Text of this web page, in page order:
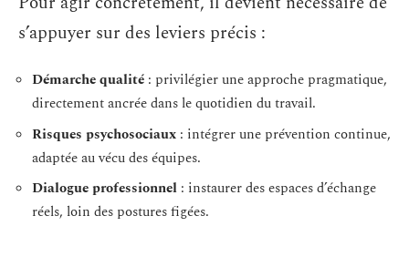
s’appuyer sur des leviers précis :
Démarche qualité : privilégier une approche pragmatique,
directement ancrée dans le quotidien du travail.
Risques psychosociaux : intégrer une prévention continue,
adaptée au vécu des équipes.
Dialogue professionnel : instaurer des espaces d’échange
réels, loin des postures figées.